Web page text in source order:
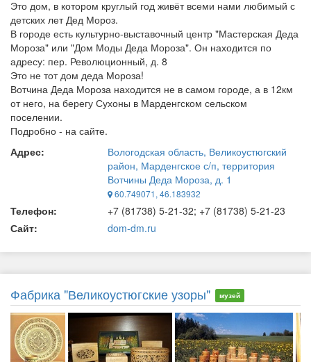
Это дом, в котором круглый год живёт всеми нами любимый с
детских лет Дед Мороз.
В городе есть культурно-выставочный центр "Мастерская Деда
Мороза" или "Дом Моды Деда Мороза". Он находится по
адресу: пер. Революционный, д. 8
Это не тот дом деда Мороза!
Вотчина Деда Мороза находится не в самом городе, а в 12км
от него, на берегу Сухоны в Марденгском сельском
поселении.
Подробно - на сайте.
Адрес:
Вологодская область, Великоустюгский
район, Марденгское с/п, территория
Вотчины Деда Мороза, д. 1
60.749071, 46.183932
Телефон:
+7 (81738) 5-21-32; +7 (81738) 5-21-23
Сайт:
dom-dm.ru
Фабрика "Великоустюгские узоры" музей